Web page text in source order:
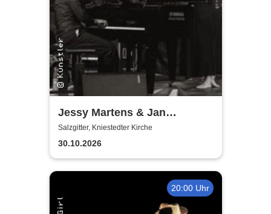
Jessy Martens & Jan
Fischer's Blues Support
Salzgitter, Kniestedter Kirche
30.10.2026
20:00 Uhr